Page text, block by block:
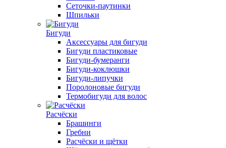
Сеточки-паутинки
Шпильки
Бигуди
Аксессуары для бигуди
Бигуди пластиковые
Бигуди-бумеранги
Бигуди-коклюшки
Бигуди-липучки
Поролоновые бигуди
Термобигуди для волос
Расчёски
Брашинги
Гребни
Расчёски и щётки